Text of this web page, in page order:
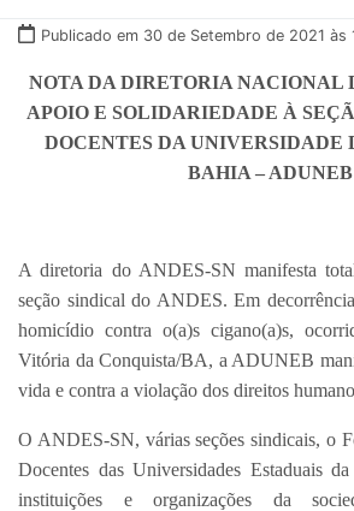
Publicado em 30 de Setembro de 2021 às
NOTA DA DIRETORIA NACIONAL
APOIO E SOLIDARIEDADE À
DOCENTES DA UNIVERSIDADE
BAHIA – ADUNEB
A diretoria do ANDES-SN manifesta
seção sindical do ANDES. Em
homicídio contra o(a)s cigano(a)s,
Vitória da Conquista/BA, a ADUNEB
vida e contra a violação dos direitos
O ANDES-SN, várias seções sindicais, o
Docentes das Universidades Estaduais
instituições e organizações da